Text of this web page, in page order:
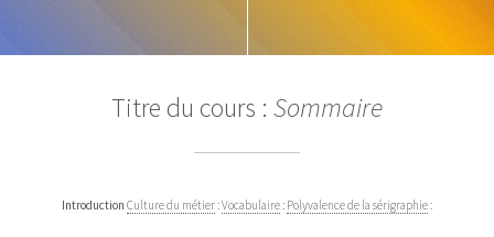
Titre du cours : Sommaire
Introduction Culture du métier:Vocabulaire: Polyvalence de la sérigraphie: